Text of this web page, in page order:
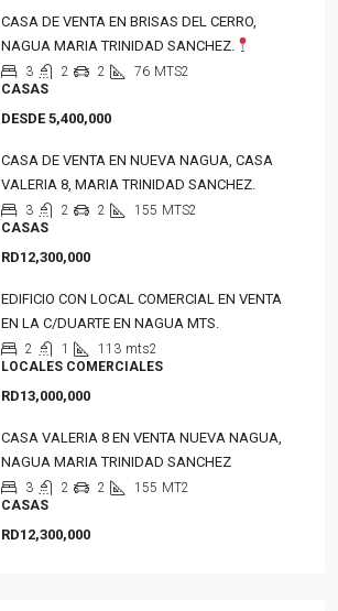
CASA DE VENTA EN BRISAS DEL CERRO,
NAGUA MARIA TRINIDAD SANCHEZ.
3 2 2 76 MTS2
CASAS
DESDE 5,400,000
CASA DE VENTA EN NUEVA NAGUA, CASA
VALERIA 8, MARIA TRINIDAD SANCHEZ.
3 2 2 155 MTS2
CASAS
RD12,300,000
EDIFICIO CON LOCAL COMERCIAL EN VENTA
EN LA C/DUARTE EN NAGUA MTS.
2 1 113 mts2
LOCALES COMERCIALES
RD13,000,000
CASA VALERIA 8 EN VENTA NUEVA NAGUA,
NAGUA MARIA TRINIDAD SANCHEZ
3 2 2 155 MT2
CASAS
RD12,300,000